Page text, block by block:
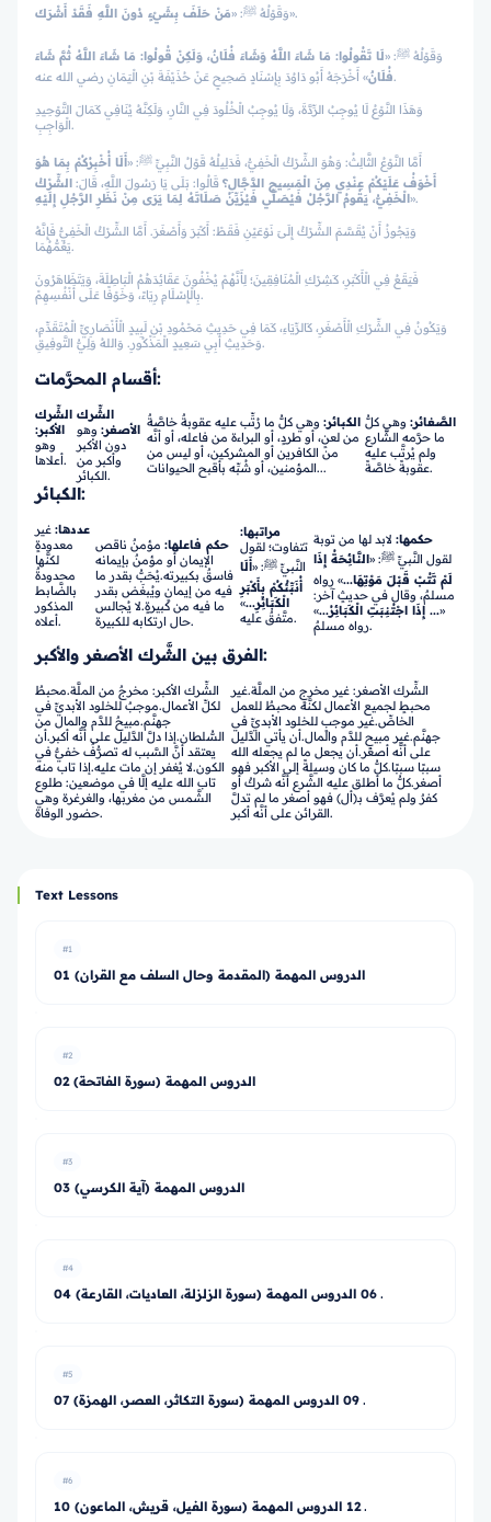
وَقَوْلُهُ ﷺ: «مَنْ حَلَفَ بِشَيْءٍ دُونَ اللَّهِ فَقَدْ أَشْرَكَ ».
وَقَوْلُهُ ﷺ: «لَا تَقُولُوا: مَا شَاءَ اللَّهُ وَشَاءَ فُلَانٌ، وَلَكِنْ قُولُوا: مَا شَاءَ اللَّهُ ثُمَّ شَاءَ
فُلَانٌ» أَخْرَجَهُ أَبُو دَاوُدَ بِإِسْنَادٍ صَحِيحٍ عَنْ حُذَيْفَةَ بْنِ الْيَمَانِ رضي الله عنه.
وَهَذَا النَّوْعُ لَا يُوجِبُ الرِّدَّةَ، وَلَا يُوجِبُ الْخُلُودَ فِي النَّارِ، وَلَكِنَّهُ يُنَافِي كَمَالَ التَّوْحِيدِ
الْوَاجِبِ.
أَمَّا النَّوْعُ الثَّالِثُ: وَهُوَ الشِّرْكُ الْخَفِيُّ، فَدَلِيلُهُ قَوْلُ النَّبِيِّ ﷺ: «أَلَا أُخْبِرُكُمْ بِمَا هُوَ
أَخْوَفُ عَلَيْكُمْ عِنْدِي مِنَ الْمَسِيحِ الدَّجَّالِ؟ قَالُوا: بَلَى يَا رَسُولَ اللَّهِ، قَالَ: الشِّرْكُ
الْخَفِيُّ، يَقُومُ الرَّجُلُ فَيُصَلِّي فَيُزَيِّنُ صَلَاتَهُ لِمَا يَرَى مِنْ نَظَرِ الرَّجُلِ إِلَيْهِ».
وَيَجُوزُ أَنْ يُقَسَّمَ الشِّرْكُ إِلَىَ نَوْعَيْنِ فَقَطْ: أَكْبَرَ وَأَصْغَرَ. أَمَّا الشِّرْكُ الْخَفِيُّ فَإِنَّهُ
يَعُمُّهُمَا.
فَيَقَعُ فِي الْأَكْبَرِ، كَشِرْكِ الْمُنَافِقِينَ؛ لِأَنَّهُمْ يُخْفُونَ عَقَائِدَهُمُ الْبَاطِلَةَ، وَيَتَظَاهَرُونَ
بِالْإِسْلَامِ رِيَاءً، وَخَوْفًا عَلَى أَنْفُسِهِمْ.
وَيَكُونُ فِي الشِّرْكِ الْأَصْغَرِ، كَالرِّيَاءِ، كَمَا فِي حَدِيثِ مَحْمُودِ بْنِ لَبِيدٍ الْأَنْصَارِيِّ الْمُتَقَدِّمِ،
وَحَدِيثِ أَبِي سَعِيدٍ الْمَذْكُورِ. وَاللهُ وَلِيُّ التَّوفِيقِ.
أقسام المحرَّمات:
الشِّرك
الأكبر:
وهو
أعلاها.
الشِّرك
الأصغر: وهو
دون الأكبر
وأكبر من
الكبائر.
الكبائر: وهي كلُّ ما رُتِّب عليه عقوبةٌ خاصَّةٌ
من لعنٍ، أو طردٍ، أو البراءة من فاعله، أو أنَّه
من الكافرين أو المشركين، أو ليس من
المؤمنين، أو شُبِّه بأقبح الحيوانات...
الصَّغائر: وهي كلُّ
ما حرَّمه الشَّارع
ولم يُرتَّب عليه
عقوبةً خاصَّةً.
الكبائر:
عددها: غير
معدودةٍ
لكنَّها
محدودةٌ
بالضَّابط
المذكور
أعلاه.
حكم فاعلها: مؤمنٌ ناقص
الإيمان أو مؤمنٌ بإيمانه
فاسقٌ بكبيرته.يُحَبُّ بقدر ما
فيه من إيمانٍ ويُبغَض بقدر
ما فيه من كبيرةٍ.لا يُجالس
حال ارتكابه للكبيرة.
مراتبها:
تتفاوت؛ لقول
النَّبيِّ ﷺ: «أَلَا
أُنَبِّئُكُمْ بِأَكْبَرِ
الْكَبَائِرِ...»
متَّفقٌ عليه.
حكمها: لابد لها من توبة
لقول النَّبيِّ ﷺ: «النَّائِحَةُ إِذَا
لَمْ تَتُبْ قَبْلَ مَوْتِهَا...» رواه
مسلمٌ، وقال في حديثٍ آخر:
«... إِذَا اجْتُنِبَتِ الْكَبَائِرُ...»
رواه مسلمٌ.
الفرق بين الشَّرك الأصغر والأكبر:
الشِّرك الأكبر: مخرجٌ من الملَّة.محبطٌ
لكلِّ الأعمال.موجبٌ للخلود الأبديِّ في
جهنَّم.مبيحٌ للدَّم والمال من
السُّلطان.إذا دلَّ الدَّليل على أنَّه أكبر.أن
يعتقد أنَّ السَّبب له تصرُّفٌ خفيٌّ في
الكون.لا يُغفر إن مات عليه.إذا تاب منه
تاب الله عليه إلَّا في موضعين: طلوع
الشَّمس من مغربها، والغرغرة وهي
حضور الوفاة.
الشِّرك الأصغر: غير مخرجٍ من الملَّة.غير
محبطٍ لجميع الأعمال لكنَّه محبطٌ للعمل
الخاصِّ.غير موجبٍ للخلود الأبديِّ في
جهنَّم.غير مبيحٍ للدَّم والمال.أن يأتي الدَّليل
على أنَّه أصغر.أن يجعل ما لم يجعله الله
سببًا سببًا.كلُّ ما كان وسيلةً إلى الأكبر فهو
أصغر.كلُّ ما أطلق عليه الشَّرع أنَّه شركٌ أو
كفرٌ ولم يُعرَّف بـ(أل) فهو أصغر ما لم تدلَّ
القرائن على أنَّه أكبر.
Text Lessons
#1
01 الدروس المهمة (المقدمة وحال السلف مع القران)
#2
02 الدروس المهمة (سورة الفاتحة)
#3
03 الدروس المهمة (آية الكرسي)
#4
04 ـ 06 الدروس المهمة (سورة الزلزلة، العاديات، القارعة)
#5
07 ـ 09 الدروس المهمة (سورة التكاثر، العصر، الهمزة)
#6
10 ـ 12 الدروس المهمة (سورة الفيل، قريش، الماعون)